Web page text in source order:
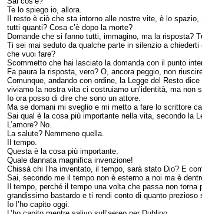
Te lo spiego io, allora.
Il resto è ciò che sta intorno alle nostre vite, è lo
tutti quanti? Cosa c’è dopo la morte?
Domande che si fanno tutti, immagino, ma la risposta?
Ti sei mai seduto da qualche parte in silenzio a
che vuoi fare?
Scommetto che hai lasciato la domanda con il punto
Fa paura la risposta, vero? O, ancora peggio, non
Comunque, andando con ordine, la Legge del Resto
viviamo la nostra vita ci costruiamo un’identità, ma non
Io ora posso di dire che sono un attore.
Ma se domani mi sveglio e mi metto a fare lo scrittore
Sai qual è la cosa più importante nella vita, secondo la
L’amore? No.
La salute? Nemmeno quella.
Il tempo.
Questa è la cosa più importante.
Quale dannata magnifica invenzione!
Chissà chi l’ha inventato, il tempo, sarà stato Dio? E
Sai, secondo me il tempo non è esterno a noi ma è
Il tempo, perché il tempo una volta che passa non
grandissimo bastardo e ti rendi conto di quanto prezioso
Io l’ho capito oggi.